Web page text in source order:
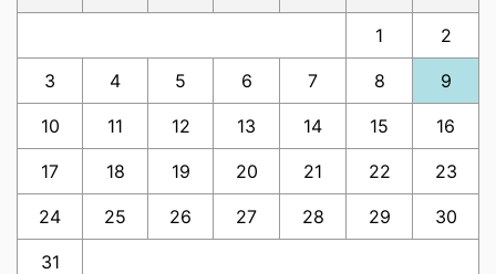
1 2
3 4 5 6 7 8 9
10 11 12 13 14 15 16
17 18 19 20 21 22 23
24 25 26 27 28 29 30
31